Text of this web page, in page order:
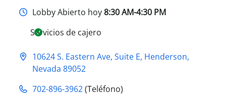
LobbyAbierto hoy8:30 AM-4:30 PM
Servicios de cajero
10624 S. Eastern Ave, Suite E, Henderson,
Nevada 89052
702-896-3962(Teléfono)